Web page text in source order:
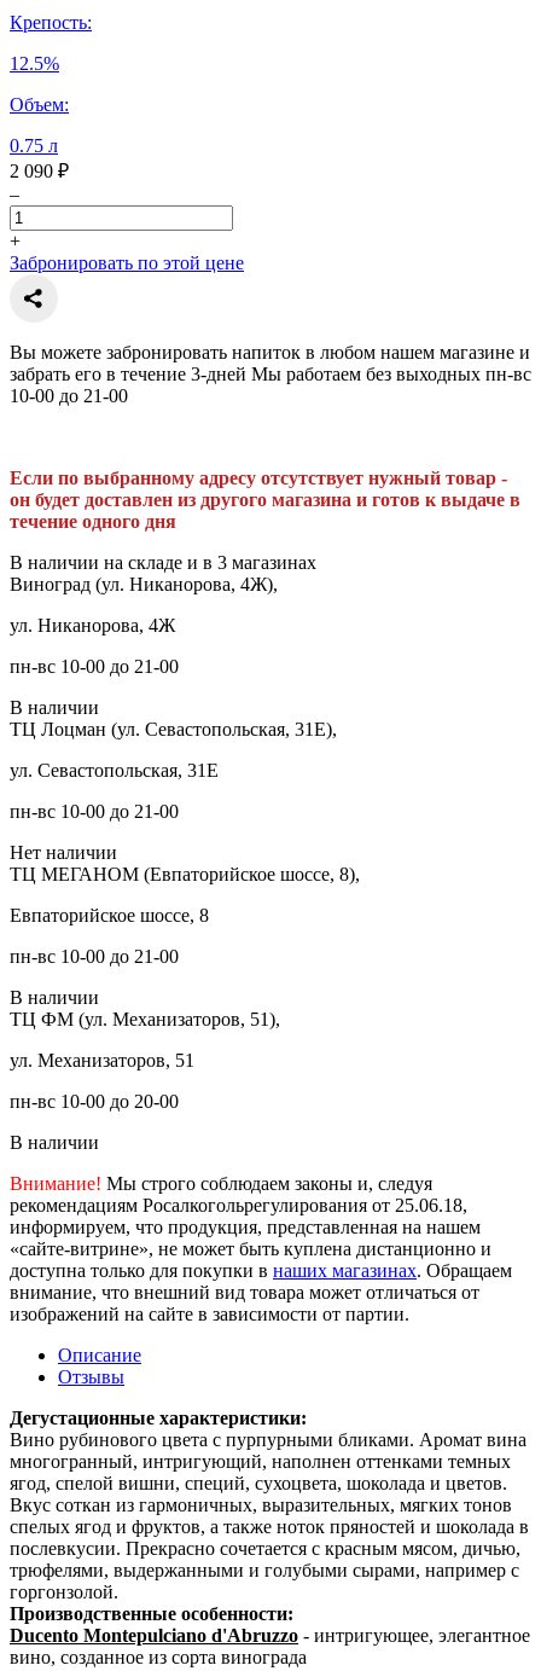
Крепость:
12.5%
Объем:
0.75 л
2 090 ₽
–
+
Забронировать по этой цене
Вы можете забронировать напиток в любом нашем магазине и
забрать его в течение 3-дней Мы работаем без выходных пн-вс
10-00 до 21-00
Если по выбранному адресу отсутствует нужный товар -
он будет доставлен из другого магазина и готов к выдаче в
течение одного дня
В наличии на складе и в 3 магазинах
Виноград (ул. Никанорова, 4Ж),
ул. Никанорова, 4Ж
пн-вс 10-00 до 21-00
В наличии
ТЦ Лоцман (ул. Севастопольская, 31Е),
ул. Севастопольская, 31Е
пн-вс 10-00 до 21-00
Нет наличии
ТЦ МЕГАНОМ (Евпаторийское шоссе, 8),
Евпаторийское шоссе, 8
пн-вс 10-00 до 21-00
В наличии
ТЦ ФМ (ул. Механизаторов, 51),
ул. Механизаторов, 51
пн-вс 10-00 до 20-00
В наличии
Внимание! Мы строго соблюдаем законы и, следуя
рекомендациям Росалкогольрегулирования от 25.06.18,
информируем, что продукция, представленная на нашем
«сайте-витрине», не может быть куплена дистанционно и
доступна только для покупки в наших магазинах. Обращаем
внимание, что внешний вид товара может отличаться от
изображений на сайте в зависимости от партии.
Описание
Отзывы
Дегустационные характеристики:
Вино рубинового цвета с пурпурными бликами. Аромат вина
многогранный, интригующий, наполнен оттенками темных
ягод, спелой вишни, специй, сухоцвета, шоколада и цветов.
Вкус соткан из гармоничных, выразительных, мягких тонов
спелых ягод и фруктов, а также ноток пряностей и шоколада в
послевкусии. Прекрасно сочетается с красным мясом, дичью,
трюфелями, выдержанными и голубыми сырами, например с
горгонзолой.
Производственные особенности:
Ducento Montepulciano d'Abruzzo - интригующее, элегантное
вино, созданное из сорта винограда